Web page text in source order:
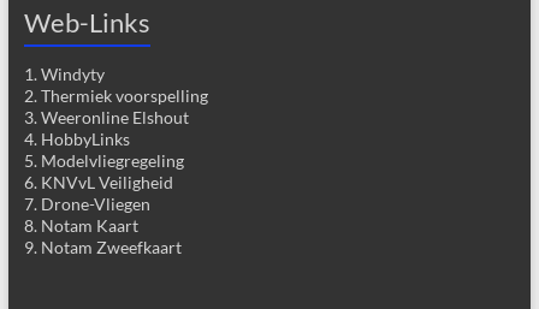
Web-Links
1. Windyty
2. Thermiek voorspelling
3. Weeronline Elshout
4. HobbyLinks
5. Modelvliegregeling
6. KNVvL Veiligheid
7. Drone-Vliegen
8. Notam Kaart
9. Notam Zweefkaart